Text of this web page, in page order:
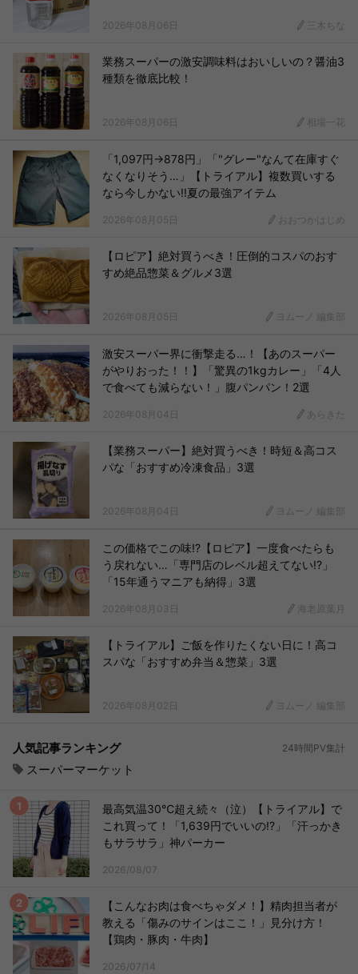
2026年08月06日 三木ちな
業務スーパーの激安調味料はおいしいの？醤油3
種類を徹底比較！
2026年08月06日 相場一花
「1,097円→878円」「"グレー"なんて在庫すぐ
なくなりそう…」【トライアル】複数買いする
なら今しかない!!夏の最強アイテム
2026年08月05日 おおつかはじめ
【ロピア】絶対買うべき！圧倒的コスパのおす
すめ絶品惣菜＆グルメ3選
2026年08月05日 ヨムーノ 編集部
激安スーパー界に衝撃走る…！【あのスーパー
がやりおった！！】「驚異の1kgカレー」「4人
で食べても減らない！」腹パンパン！2選
2026年08月04日 あらきた
【業務スーパー】絶対買うべき！時短＆高コス
パな「おすすめ冷凍食品」3選
2026年08月04日 ヨムーノ 編集部
この価格でこの味!?【ロピア】一度食べたらも
う戻れない…「専門店のレベル超えてない!?」
「15年通うマニアも納得」3選
2026年08月03日 海老原葉月
【トライアル】ご飯を作りたくない日に！高コ
スパな「おすすめ弁当＆惣菜」3選
2026年08月02日 ヨムーノ 編集部
人気記事ランキング 24時間PV集計
スーパーマーケット
最高気温30℃超え続々（泣）【トライアル】で
これ買って！「1,639円でいいの!?」「汗っかき
もサラサラ」神パーカー
2026/08/07
【こんなお肉は食べちゃダメ！】精肉担当者が
教える「傷みのサインはここ！」見分け方！
【鶏肉・豚肉・牛肉】
2026/07/14